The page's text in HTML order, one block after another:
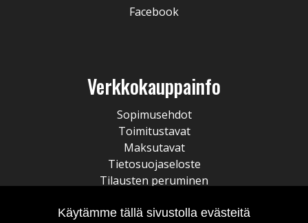
Facebook
Verkkokauppainfo
Sopimusehdot
Toimitustavat
Maksutavat
Tietosuojaseloste
Tilausten peruminen
Käytämme tällä sivustolla evästeitä